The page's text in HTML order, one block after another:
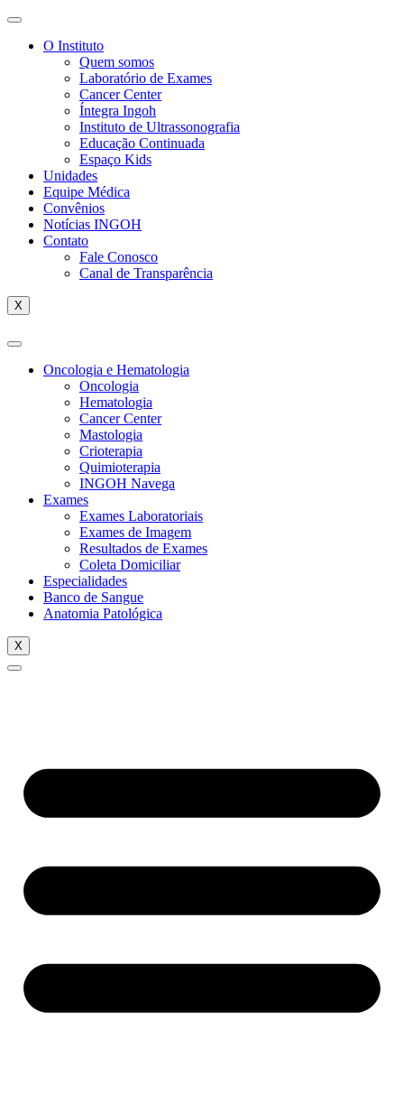
O Instituto
Quem somos
Laboratório de Exames
Cancer Center
Íntegra Ingoh
Instituto de Ultrassonografia
Educação Continuada
Espaço Kids
Unidades
Equipe Médica
Convênios
Notícias INGOH
Contato
Fale Conosco
Canal de Transparência
X
Oncologia e Hematologia
Oncologia
Hematologia
Cancer Center
Mastologia
Crioterapia
Quimioterapia
INGOH Navega
Exames
Exames Laboratoriais
Exames de Imagem
Resultados de Exames
Coleta Domiciliar
Especialidades
Banco de Sangue
Anatomia Patológica
X